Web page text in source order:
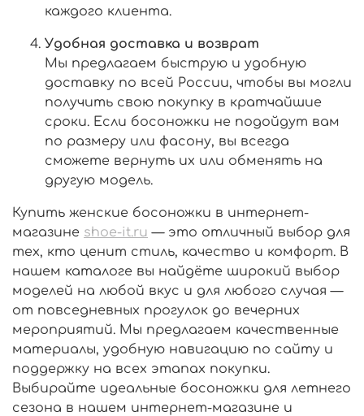
каждого клиента.
Удобная доставка и возврат
Мы предлагаем быструю и удобную
доставку по всей России, чтобы вы могли
получить свою покупку в кратчайшие
сроки. Если босоножки не подойдут вам
по размеру или фасону, вы всегда
сможете вернуть их или обменять на
другую модель.
Купить женские босоножки в интернет-
магазине shoe-it.ru — это отличный выбор для
тех, кто ценит стиль, качество и комфорт. В
нашем каталоге вы найдёте широкий выбор
моделей на любой вкус и для любого случая —
от повседневных прогулок до вечерних
мероприятий. Мы предлагаем качественные
материалы, удобную навигацию по сайту и
поддержку на всех этапах покупки.
Выбирайте идеальные босоножки для летнего
сезона в нашем интернет-магазине и